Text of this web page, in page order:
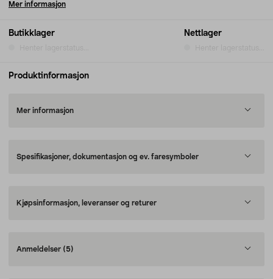
Butikklager Nettlager
Mer informasjon
Produktinformasjon
Mer informasjon
Spesifikasjoner, dokumentasjon og ev. faresymboler
Kjøpsinformasjon, leveranser og returer
Anmeldelser (5)